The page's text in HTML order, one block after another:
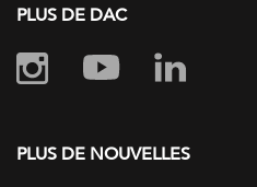
PLUS DE DAC
PLUS DE NOUVELLES